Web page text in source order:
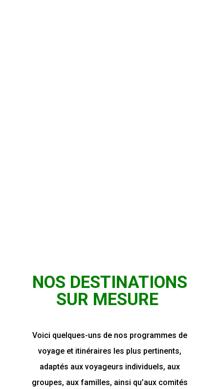
NOS DESTINATIONS
SUR MESURE
Voici quelques-uns de nos programmes de
voyage et itinéraires les plus pertinents,
adaptés aux voyageurs individuels, aux
groupes, aux familles, ainsi qu’aux comités